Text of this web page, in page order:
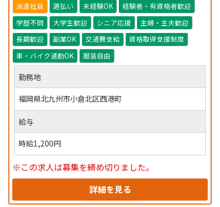
派遣社員 週払い 未経験OK
経験者・有資格者歓迎
学歴不問
大学生歓迎 シニア応援
主婦・主夫歓迎
長期歓迎
副業OK 交通費支給
資格取得支援制度
車・バイク通勤OK
服装自由
勤務地
福岡県北九州市小倉北区西港町
給与
時給1,200円
※この求人は募集を締め切りました。
詳細を見る